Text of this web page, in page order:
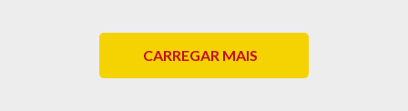
CARREGAR MAIS